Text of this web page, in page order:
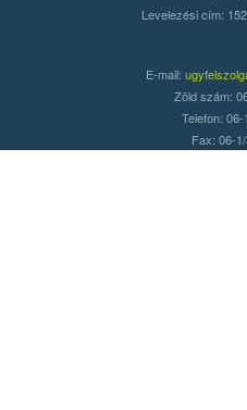
Levelezési cím:
E-mail:
Zöld szám:
Telefon:
Fax: 06-